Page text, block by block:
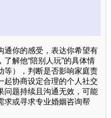
通你的感受，表达你希望有
解他“陪别人玩”的具体情
等），判断是否影响家庭责
起协商设定合理的个人社交
问题持续且沟通无效，可能
求或寻求专业婚姻咨询帮